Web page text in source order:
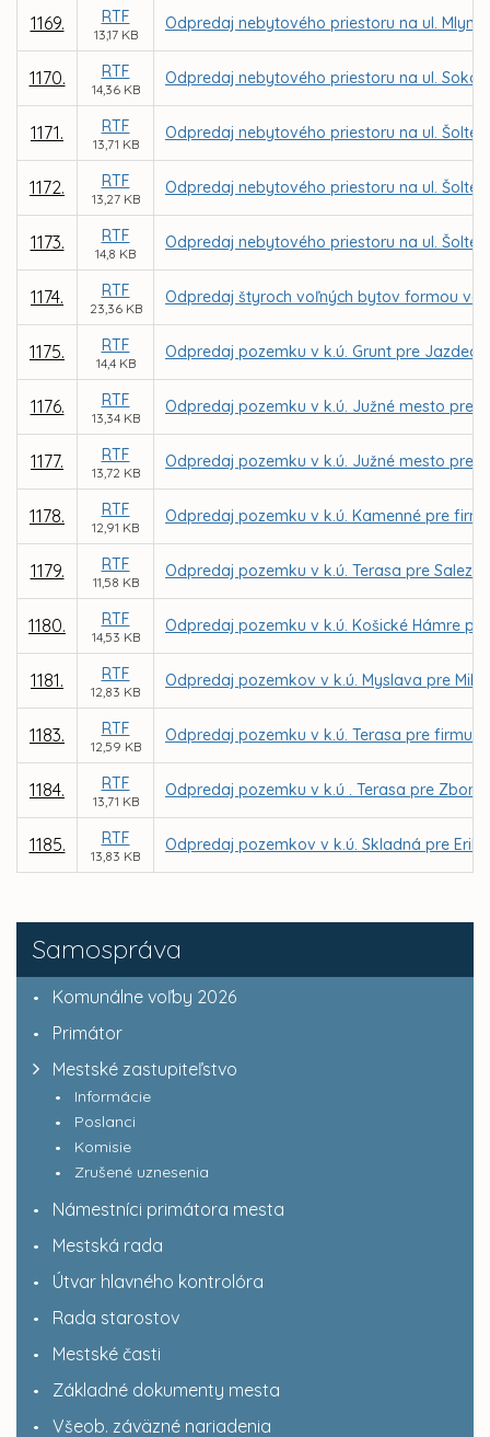
Samospráva
Komunálne voľby 2026
Primátor
Mestské zastupiteľstvo
Informácie
Poslanci
Komisie
Zrušené uznesenia
Námestníci primátora mesta
Mestská rada
Útvar hlavného kontrolóra
Rada starostov
Mestské časti
Základné dokumenty mesta
Všeob. záväzné nariadenia
1169. RTF
13,17 KB
Odpredaj nebytového priestoru na ul.
1170. RTF
14,36 KB
Odpredaj nebytového priestoru na ul.
1171. RTF
13,71 KB
Odpredaj nebytového priestoru na ul.
1172. RTF
13,27 KB
Odpredaj nebytového priestoru na ul.
1173. RTF
14,8 KB
Odpredaj nebytového priestoru na ul.
1174. RTF
23,36 KB
Odpredaj štyroch voľných bytov formou
1175. RTF
14,4 KB
Odpredaj pozemku v k.ú. Grunt pre
1176. RTF
13,34 KB
Odpredaj pozemku v k.ú. Južné mesto pre
1177. RTF
13,72 KB
Odpredaj pozemku v k.ú. Južné mesto pre
1178. RTF
12,91 KB
Odpredaj pozemku v k.ú. Kamenné pre firmu
1179. RTF
11,58 KB
Odpredaj pozemku v k.ú. Terasa pre
1180. RTF
14,53 KB
Odpredaj pozemku v k.ú. Košické Hámre
1181. RTF
12,83 KB
Odpredaj pozemkov v k.ú. Myslava pre
1183. RTF
12,59 KB
Odpredaj pozemku v k.ú. Terasa pre firmu
1184. RTF
13,71 KB
Odpredaj pozemku v k.ú . Terasa pre Zbor
1185. RTF
13,83 KB
Odpredaj pozemkov v k.ú. Skladná pre